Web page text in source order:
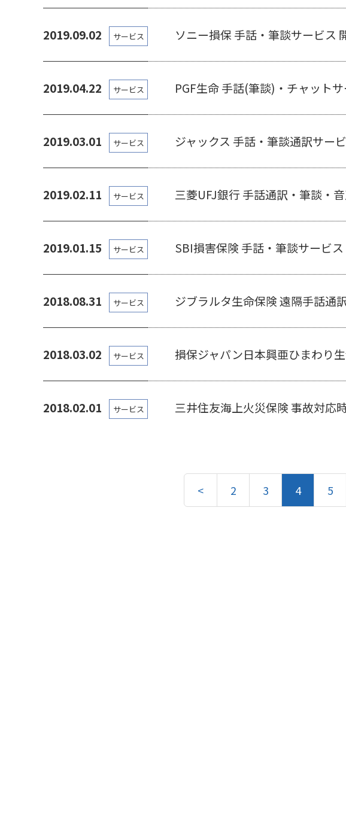
2019.09.02 サービス ソニー損保 手話・筆談サービス
2019.04.22 サービス PGF生命 手話(筆談)・チャット
2019.03.01 サービス ジャックス 手話・筆談通訳サー
2019.02.11 サービス 三菱UFJ銀行 手話通訳・筆談・
2019.01.15 サービス SBI損害保険 手話・筆談サービ
2018.08.31 サービス ジブラルタ生命保険 遠隔手話通
2018.03.02 サービス 損保ジャパン日本興亜ひまわり
2018.02.01 サービス 三井住友海上火災保険 事故対応
< 2 3 4 5